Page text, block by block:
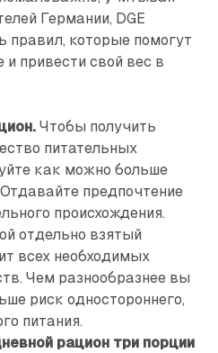
Германии, DGE
правил, которые помогут
привести свой вес в
Чтобы получить
питательных
как можно больше
предпочтение
происхождения.
отдельно взятый
всех необходимых
Чем разнообразнее вы
риск одностороннего,
питания.
рацион три порции